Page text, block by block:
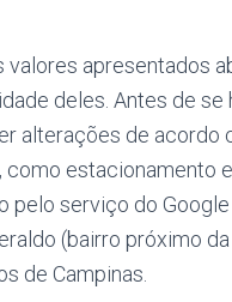
valores apresentados
deles. Antes de
alterações de acordo
como estacionamento
pelo serviço do
(bairro próximo
de Campinas.